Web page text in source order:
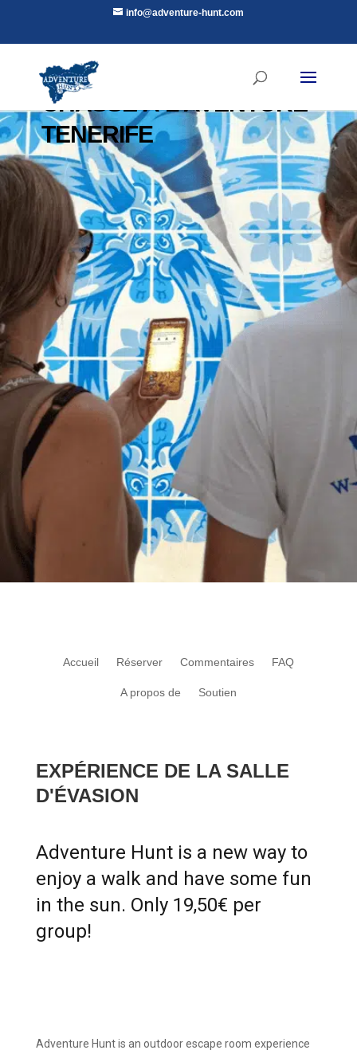
info@adventure-hunt.com
CHASSE À L'AVENTURE
TENERIFE
Adventure Hunt est une nouvelle expérience
de salle d'évasion en plein air. Relevez le défi
RÉSERVER
Accueil Réserver Commentaires FAQ
A propos de Soutien
EXPÉRIENCE DE LA SALLE
D'ÉVASION
Adventure Hunt is a new way to
enjoy a walk and have some fun
in the sun. Only 19,50€ per
group!
Adventure Hunt is an outdoor escape room experience